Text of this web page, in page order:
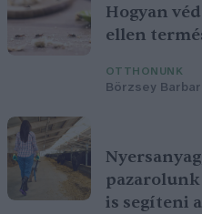
Hogyan
ellen
OTTHONUNK
Börzsey
is segíteni